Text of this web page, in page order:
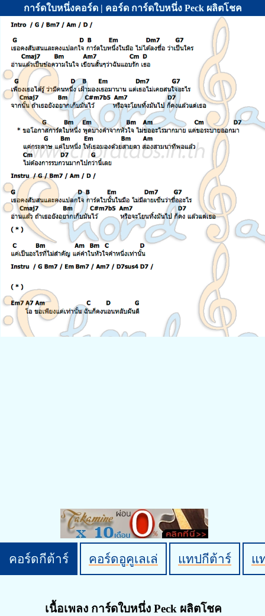
การ์ดใบหนึ่งคอร์ด | คอร์ด การ์ดใบหนึ่ง Peck ผลิตโชค
คอร์ดกีต้าร์ คอร์ดอูคูเลเล่ แทปกีต้าร์ แ
เนื้อเพลง การ์ดใบหนึ่ง Peck ผลิตโชค